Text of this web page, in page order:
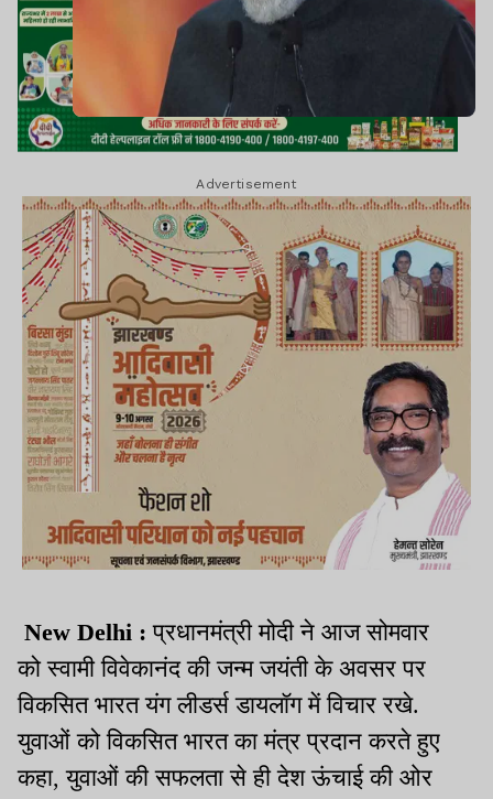
Advertisement
New Delhi : प्रधानमंत्री मोदी ने आज सोमवार
को स्वामी विवेकानंद की जन्म जयंती के अवसर पर
विकसित भारत यंग लीडर्स डायलॉग में विचार रखे.
युवाओं को विकसित भारत का मंत्र प्रदान करते हुए
कहा, युवाओं की सफलता से ही देश ऊंचाई की ओर